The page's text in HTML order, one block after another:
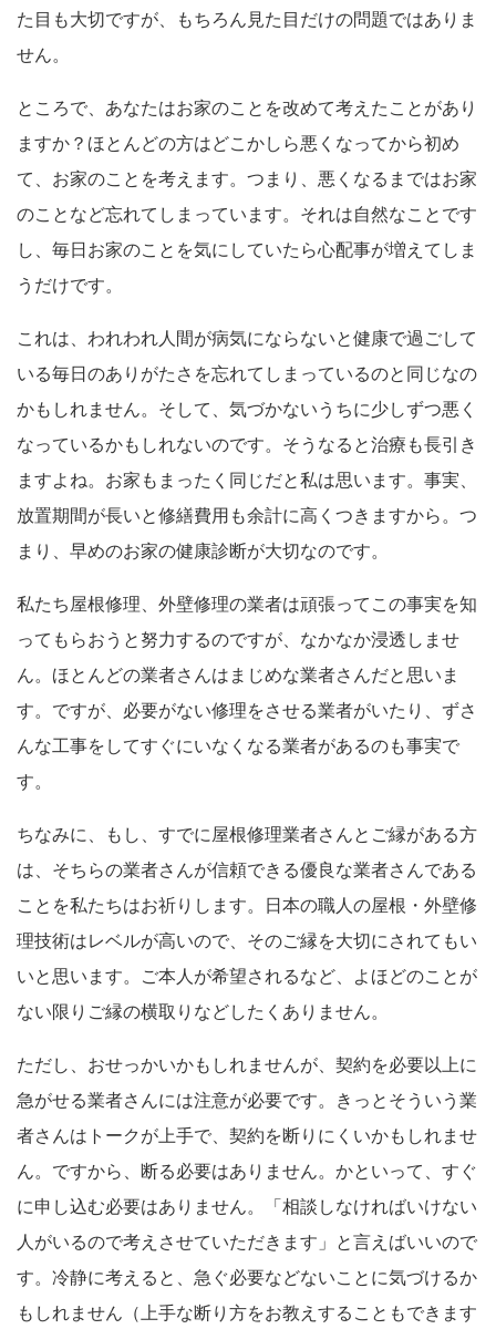
た目も大切ですが、もちろん見た目だけの問題ではありま
せん。
ところで、あなたはお家のことを改めて考えたことがあり
ますか？ほとんどの方はどこかしら悪くなってから初め
て、お家のことを考えます。つまり、悪くなるまではお家
のことなど忘れてしまっています。それは自然なことです
し、毎日お家のことを気にしていたら心配事が増えてしま
うだけです。
これは、われわれ人間が病気にならないと健康で過ごして
いる毎日のありがたさを忘れてしまっているのと同じなの
かもしれません。そして、気づかないうちに少しずつ悪く
なっているかもしれないのです。そうなると治療も長引き
ますよね。お家もまったく同じだと私は思います。事実、
放置期間が長いと修繕費用も余計に高くつきますから。つ
まり、早めのお家の健康診断が大切なのです。
私たち屋根修理、外壁修理の業者は頑張ってこの事実を知
ってもらおうと努力するのですが、なかなか浸透しませ
ん。ほとんどの業者さんはまじめな業者さんだと思いま
す。ですが、必要がない修理をさせる業者がいたり、ずさ
んな工事をしてすぐにいなくなる業者があるのも事実で
す。
ちなみに、もし、すでに屋根修理業者さんとご縁がある方
は、そちらの業者さんが信頼できる優良な業者さんである
ことを私たちはお祈りします。日本の職人の屋根・外壁修
理技術はレベルが高いので、そのご縁を大切にされてもい
いと思います。ご本人が希望されるなど、よほどのことが
ない限りご縁の横取りなどしたくありません。
ただし、おせっかいかもしれませんが、契約を必要以上に
急がせる業者さんには注意が必要です。きっとそういう業
者さんはトークが上手で、契約を断りにくいかもしれませ
ん。ですから、断る必要はありません。かといって、すぐ
に申し込む必要はありません。「相談しなければいけない
人がいるので考えさせていただきます」と言えばいいので
す。冷静に考えると、急ぐ必要などないことに気づけるか
もしれません（上手な断り方をお教えすることもできます